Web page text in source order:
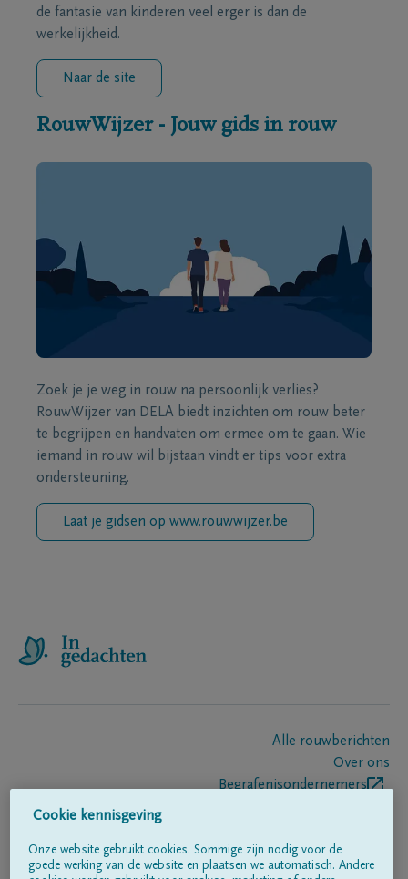
de fantasie van kinderen veel erger is dan de
werkelijkheid.
Naar de site
RouwWijzer - Jouw gids in rouw
Zoek je je weg in rouw na persoonlijk verlies?
RouwWijzer van DELA biedt inzichten om rouw beter
te begrijpen en handvaten om ermee om te gaan. Wie
iemand in rouw wil bijstaan vindt er tips voor extra
ondersteuning.
Laat je gidsen op www.rouwwijzer.be
Alle rouwberichten
Over ons
Begrafenisondernemers
Volg ons op
Cookie kennisgeving
Onze website gebruikt cookies. Sommige zijn nodig voor de
goede werking van de website en plaatsen we automatisch. Andere